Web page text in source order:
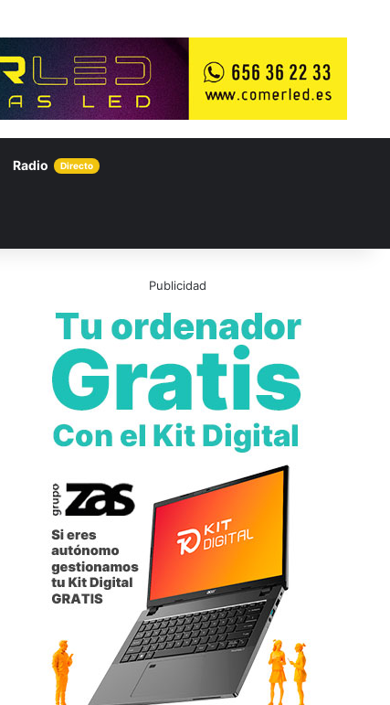
Radio Directo
Publicidad